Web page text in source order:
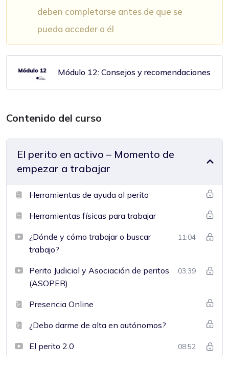
deben completarse antes de que se
pueda acceder a él
Módulo 12: Consejos y recomendaciones
Contenido del curso
El perito en activo – Momento de
empezar a trabajar
Herramientas de ayuda al perito
Herramientas físicas para trabajar
¿Dónde y cómo trabajar o buscar
trabajo?
11:04
Perito Judicial y Asociación de peritos
(ASOPER)
03:39
Presencia Online
¿Debo darme de alta en autónomos?
El perito 2.0 08:52